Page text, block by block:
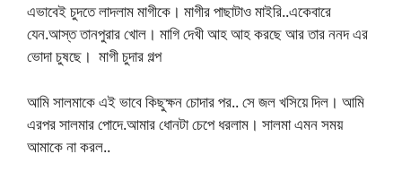
এভাবেই চুদতে লাদলাম মাগীকে। মাগীর পাছাটাও মাইরি..একেবারে
যেন.আস্ত তানপুরার খোল। মাগি দেখী আহ আহ করছে আর তার ননদ এর
ভোদা চুষছে। মাগী চুদার গল্প
আমি সালমাকে এই ভাবে কিছুক্ষন চোদার পর.. সে জল খসিয়ে দিল। আমি
এরপর সালমার পোদে.আমার ধোনটা চেপে ধরলাম। সালমা এমন সময়
আমাকে না করল..